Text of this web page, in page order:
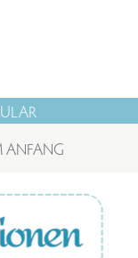
ANFANG